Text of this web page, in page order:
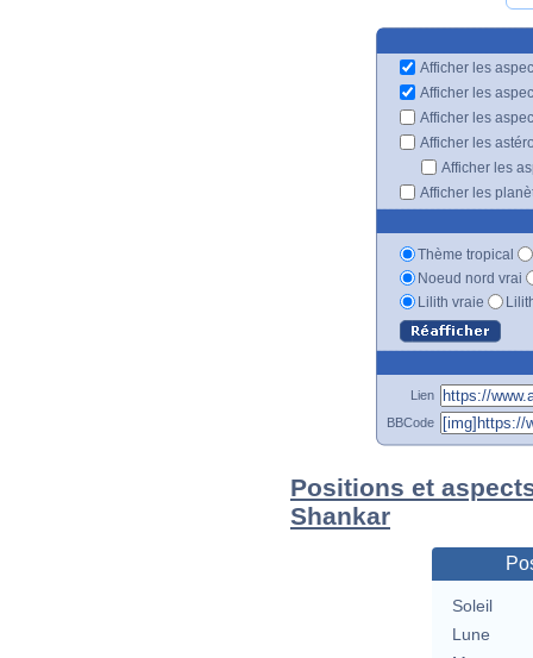
Afficher les
Afficher les
Afficher les
Afficher les
Afficher les
Afficher les
Thème tropical
Noeud nord vrai
Lilith vraie
Lien
BBCode
Positions et
Shankar
Soleil
Lune